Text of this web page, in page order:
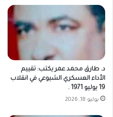
د. طارق محمد عمر يكتب: تقييم
الأداء العسكري الشيوعي في انقلاب
19 يوليو 1971 .
يوليو 18, 2026